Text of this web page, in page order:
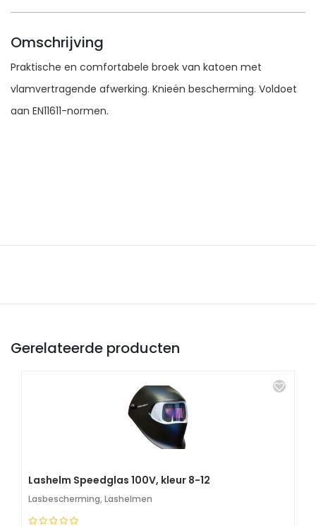
Omschrijving
Praktische en comfortabele broek van katoen met
vlamvertragende afwerking. Knieën bescherming. Voldoet
aan EN11611-normen.
Gerelateerde producten
Lashelm Speedglas 100V, kleur 8-12
Lasbescherming, Lashelmen